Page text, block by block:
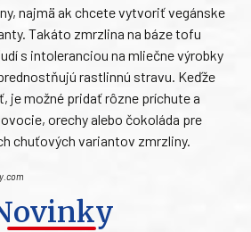
najmä ak chcete vytvoriť vegánske
Takáto zmrzlina na báze tofu
s intoleranciou na mliečne výrobky
rastlinnú stravu. Keďže
je možné pridať rôzne príchute a
orechy alebo čokoláda pre
chuťových variantov zmrzliny.